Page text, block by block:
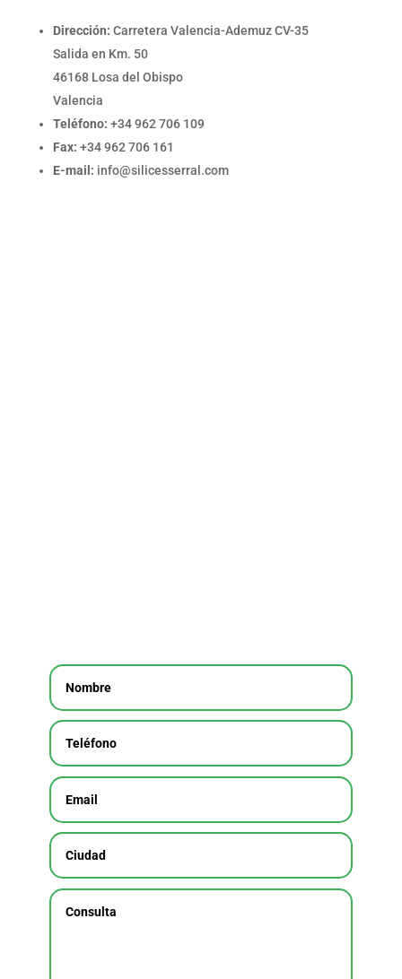
Dirección: Carretera Valencia-Ademuz CV-35
Salida en Km. 50
46168 Losa del Obispo
Valencia
Teléfono: +34 962 706 109
Fax: +34 962 706 161
E-mail: info@silicesserral.com